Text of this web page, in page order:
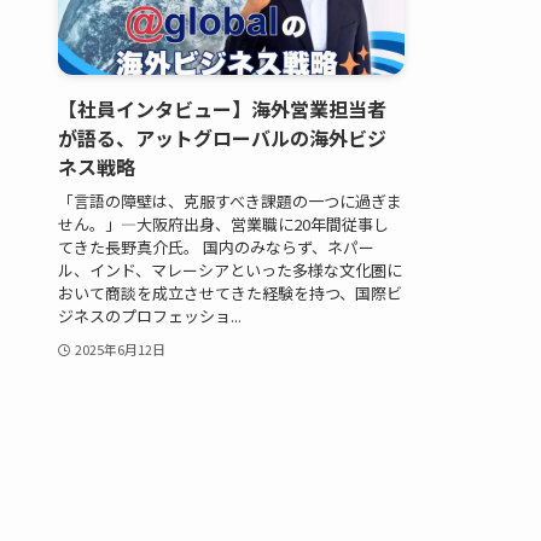
【社員インタビュー】海外営業担当者
が語る、アットグローバルの海外ビジ
ネス戦略
「言語の障壁は、克服すべき課題の一つに過ぎま
せん。」―大阪府出身、営業職に20年間従事し
てきた長野真介氏。 国内のみならず、ネパー
ル、インド、マレーシアといった多様な文化圏に
おいて商談を成立させてきた経験を持つ、国際ビ
ジネスのプロフェッショ...
2025年6月12日